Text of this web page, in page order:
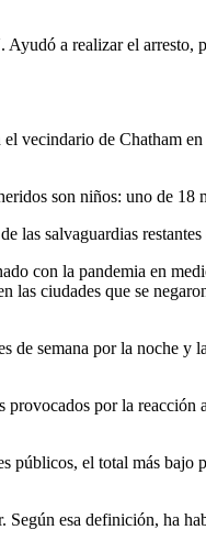
a realizar el arresto,
vecindario de Chatham
son niños: uno de 18
las salvaguardias restantes
con la pandemia en
las ciudades que se
semana por la noche y
por la reacción
el total más bajo
esa definición, ha